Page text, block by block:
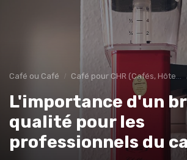
Café ou Café Café pour CHR (Cafés, Hôtels, Restaurants)
L'importance d'un
qualité pour les
professionnels du